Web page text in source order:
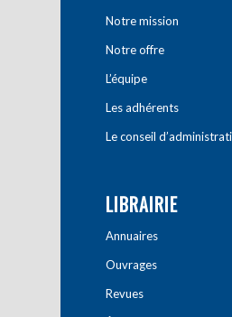
Notre mission
Notre offre
L’équipe
Les adhérents
Le conseil
LIBRAIRIE
Annuaires
Ouvrages
Revues